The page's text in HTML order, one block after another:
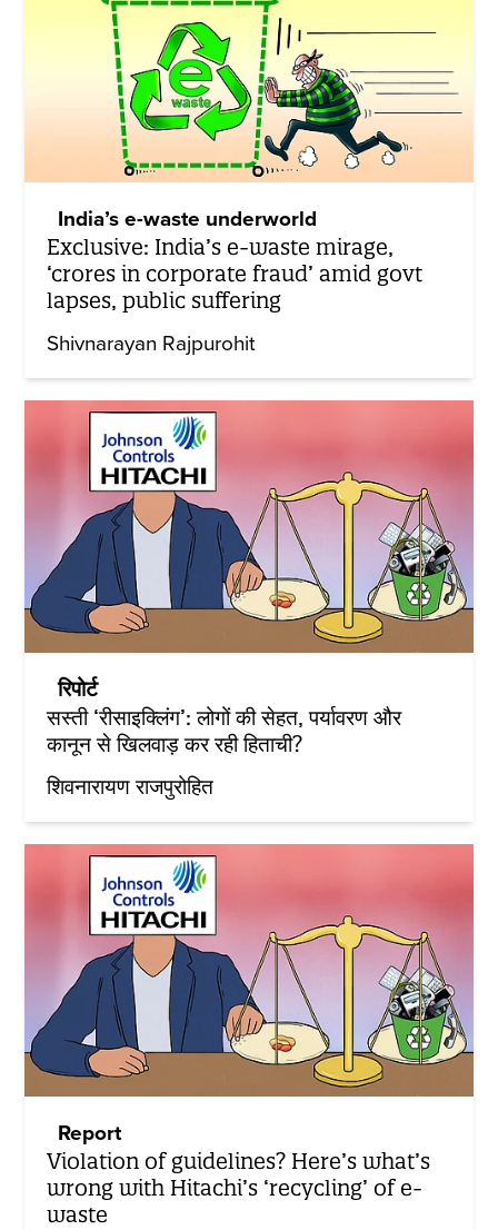
India’s e-waste underworld
Exclusive: India’s e-waste mirage,
‘crores in corporate fraud’ amid govt
lapses, public suffering
Shivnarayan Rajpurohit
रिपोर्ट
सस्ती ‘रीसाइक्लिंग’: लोगों की सेहत, पर्यावरण और
कानून से खिलवाड़ कर रही हिताची?
शिवनारायण राजपुरोहित
Report
Violation of guidelines? Here’s what’s
wrong with Hitachi’s ‘recycling’ of e-
waste